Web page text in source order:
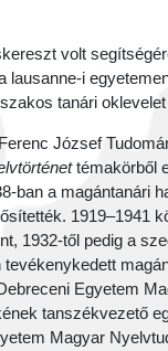
volt
lausanne-i
tanári
József
témakörből
ban a magántanári
1919–1941
1932-től pedig a
tevékenykedett
Egyetem
tanszékvezető
Magyar